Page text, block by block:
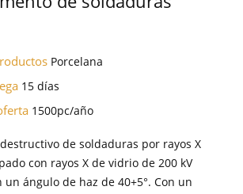
Porcelana
15 días
1500pc/año
destructivo de soldaduras por rayos X
con rayos X de vidrio de 200 kV
un ángulo de haz de 40+5°. Con un